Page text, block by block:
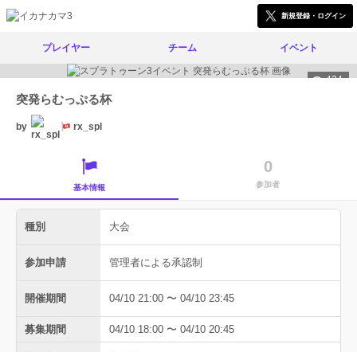
新規登録・ログイン
プレイヤー チーム イベント
434
突発らむっぷる杯
by rx_spl
基本情報
0
参加者
種別 大会
参加申請 管理者による承認制
開催期間 04/10 21:00 〜 04/10 23:45
募集期間 04/10 18:00 〜 04/10 20:45